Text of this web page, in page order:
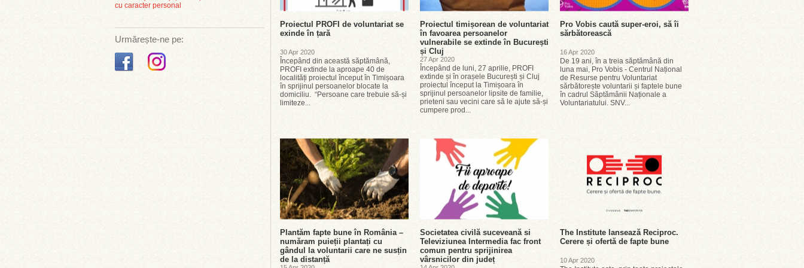
cu caracter personal
Urmărește-ne pe:
Proiectul PROFI de voluntariat se
exinde în țară
30 Apr 2020
Începând din această săptămână,
PROFI extinde la aproape 40 de
localități proiectul început în Timișoara
în sprijinul persoanelor blocate la
domiciliu. “Persoane care trebuie să-și
limiteze...
Proiectul timișorean de voluntariat
în favoarea persoanelor
vulnerabile se extinde în București
și Cluj
27 Apr 2020
Începând de luni, 27 aprilie, PROFI
extinde și în orașele București și Cluj
proiectul început la Timișoara în
sprijinul persoanelor lipsite de familie,
prieteni sau vecini care să le ajute să-și
cumpere prod...
Pro Vobis caută super-eroi, să îi
sărbătorească
16 Apr 2020
De 19 ani, în a treia săptămână din
luna mai, Pro Vobis - Centrul Național
de Resurse pentru Voluntariat
sărbătorește voluntarii și faptele bune
în cadrul Săptămânii Naționale a
Voluntariatului. SNV...
Plantăm fapte bune în România –
număram puieții plantați cu
gândul la voluntarii care ne susțin
de la distanță
Societatea civilă suceveană si
Televiziunea Intermedia fac front
comun pentru sprijinirea
vârsnicilor din județ
The Institute lansează Reciproc.
Cerere și ofertă de fapte bune
10 Apr 2020